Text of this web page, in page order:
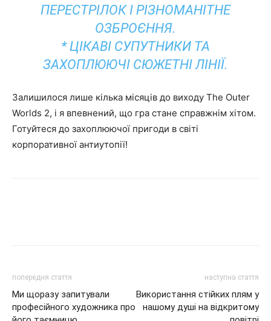
ПЕРЕСТРІЛОК І РІЗНОМАНІТНЕ
ОЗБРОЄННЯ.
* ЦІКАВІ СУПУТНИКИ ТА
ЗАХОПЛЮЮЧІ СЮЖЕТНІ ЛІНІЇ.
Залишилося лише кілька місяців до виходу The Outer
Worlds 2, і я впевнений, що гра стане справжнім хітом.
Готуйтеся до захоплюючої пригоди в світі
корпоративної антиутопії!
попередня стаття
Ми щоразу запитували
професійного художника про
наступна стаття
Використання стійких плям у
нашому душі на відкритому